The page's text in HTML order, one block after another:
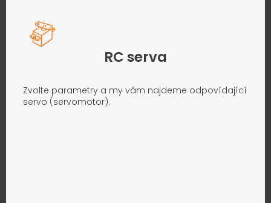
RC serva
Zvolte parametry a my vám najdeme odpovídající
servo (servomotor).